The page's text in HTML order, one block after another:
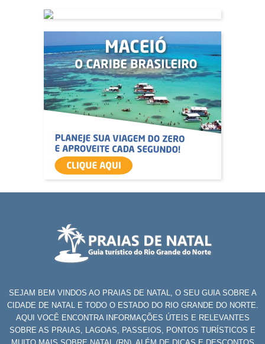
SEJAM BEM VINDOS AO PRAIAS DE NATAL, O SEU GUIA SOBRE A
CIDADE DE NATAL E TODO O ESTADO DO RIO GRANDE DO NORTE.
AQUI VOCÊ ENCONTRA INFORMAÇÕES ÚTEIS E RELEVANTES
SOBRE AS PRAIAS, LAGOAS, PASSEIOS, PONTOS TURÍSTICOS E